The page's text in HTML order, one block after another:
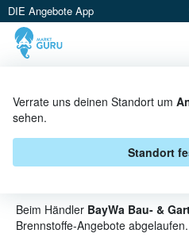
DIE Angebote App
Verrate uns deinen Standort um
sehen.
Standort
BRENNSTOFFE
AKTIONEN BEI
GARTENMARKT
Beim Händler BayWa Bau- &
Brennstoffe-Angebote abgelaufen.